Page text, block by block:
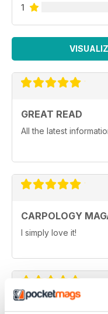
1
GREAT READ
All the latest
CARPOLOGY
I simply love it!